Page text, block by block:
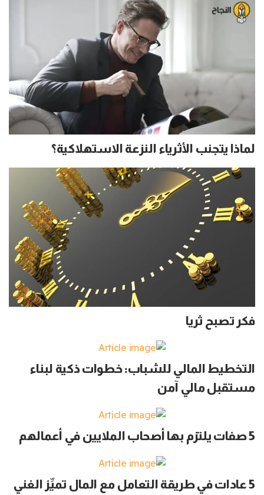
لماذا يتجنب الأثرياء النزعة الاستهلاكية؟
فكر تصبح ثريا
التخطيط المالي للشباب: خطوات ذكية لبناء
مستقبل مالي آمن
5 صفات يلتزم بها أصحاب الملايين في أعمالهم
5 عادات في طريقة التعامل مع المال تميِّز الغني